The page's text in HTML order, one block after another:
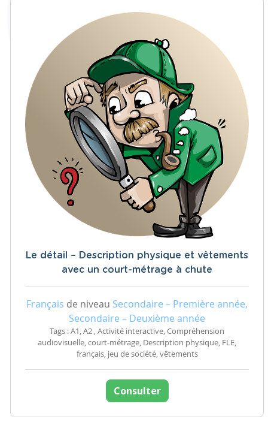
Le détail – Description physique et vêtements
avec un court-métrage à chute
Français de niveau Secondaire – Première année,
Secondaire – Deuxième année
Tags : A1, A2 , Activité interactive, Compréhension
audiovisuelle, court-métrage, Description physique, FLE,
français, jeu de société, vêtements
Consulter